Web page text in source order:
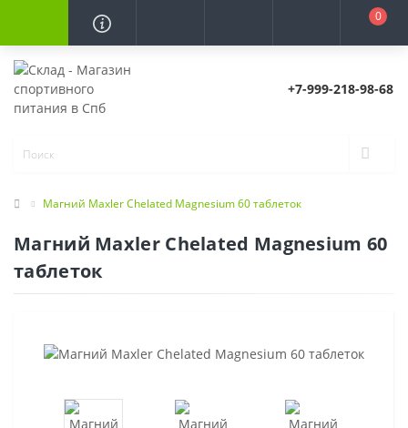
0
+7-999-218-98-68
Магний Maxler Chelated Magnesium 60 таблеток
Магний Maxler Chelated Magnesium 60
таблеток